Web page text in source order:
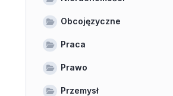
Obcojęzyczne
Praca
Prawo
Przemysł